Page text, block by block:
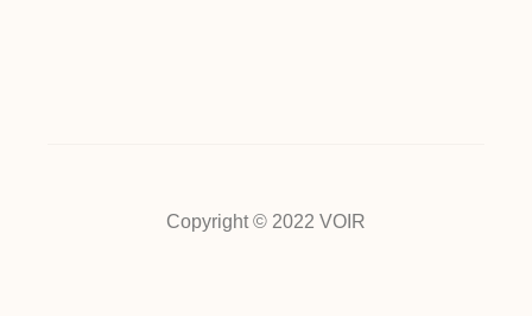
Copyright © 2022 VOIR